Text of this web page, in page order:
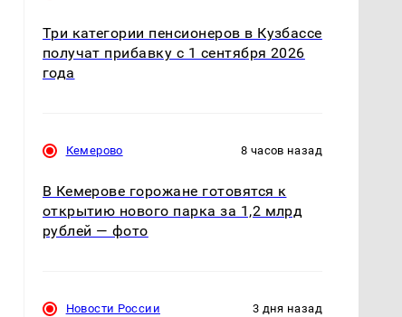
Три категории пенсионеров в Кузбассе
получат прибавку с 1 сентября 2026
года
Кемерово 8 часов назад
В Кемерове горожане готовятся к
открытию нового парка за 1,2 млрд
рублей — фото
Новости России 3 дня назад